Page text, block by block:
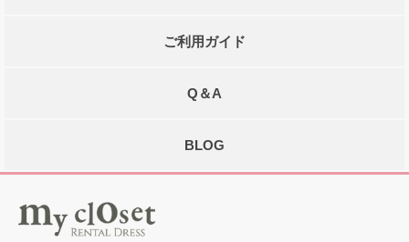
ご利用ガイド
Q＆A
BLOG